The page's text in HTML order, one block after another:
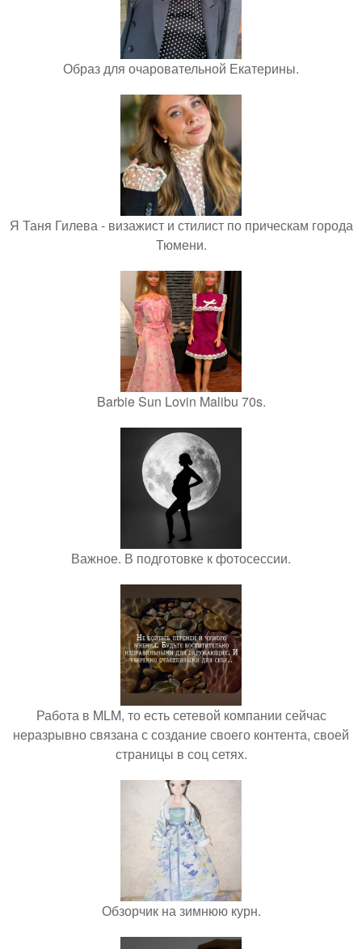
Образ для очаровательной Екатерины.
Я Таня Гилева - визажист и стилист по прическам города
Тюмени.
Barbie Sun Lovin Malibu 70s.
Важное. В подготовке к фотосессии.
Работа в MLM, то есть сетевой компании сейчас
неразрывно связана с создание своего контента, своей
страницы в соц сетях.
Обзорчик на зимнюю курн.